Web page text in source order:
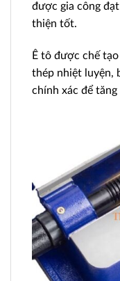
được gia công
thiện tốt.
Ê tô được chế
thép nhiệt luyện,
chính xác để